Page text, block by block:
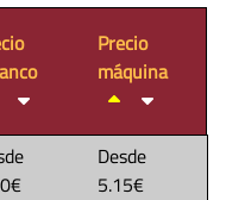
Precio
máquina
Desde
5.15€